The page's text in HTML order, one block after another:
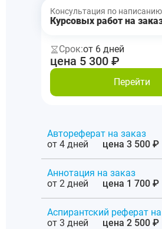
Консультация по написанию
Курсовых работ на
Срок:от 6 дней
цена 5 300 ₽
Перейти
Автореферат на заказ
от 4 дней
цена 3 500 ₽
Аннотация на заказ
от 2 дней
цена 1 700 ₽
Аспирантский реферат
от 3 дней
цена 2 500 ₽